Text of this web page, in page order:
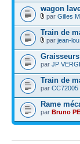
wagon
par Gilles
Train de
par jean-
par JP
Train de
par CC72005
Rame
par Bruno